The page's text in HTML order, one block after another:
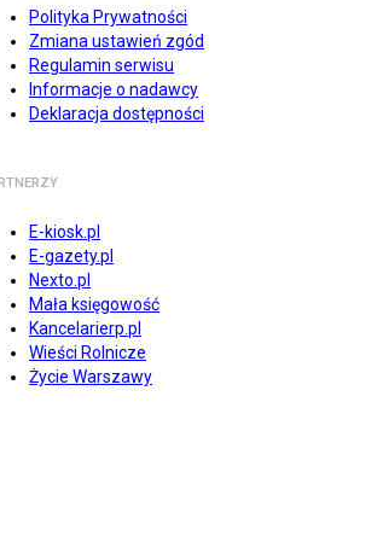
Polityka Prywatności
Zmiana ustawień zgód
Regulamin serwisu
Informacje o nadawcy
Deklaracja dostępności
E-kiosk.pl
E-gazety.pl
Nexto.pl
Mała księgowość
Kancelarierp.pl
Wieści Rolnicze
Życie Warszawy